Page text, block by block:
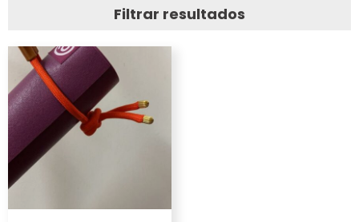
Filtrar resultados